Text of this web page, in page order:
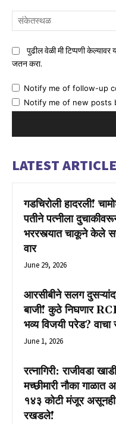
पुढील वेळी मी टिप्पणी
जतन करा.
Notify me of follow-up
Notify me of new posts
LATEST ARTICLE
गडचिरोली हादरली!
पतीने पत्नीला
भररस्त्यात चाकूने केले
वार
June 29, 2026
आरसीबीने सलग
बाजी! कुठे निघणार
भव्य विजयी परेड? वाचा
June 1, 2026
रत्नागिरी: राजीवडा
मच्छीमारी नौका गाळात
१४३ कोटी मंजूर
रखडले!